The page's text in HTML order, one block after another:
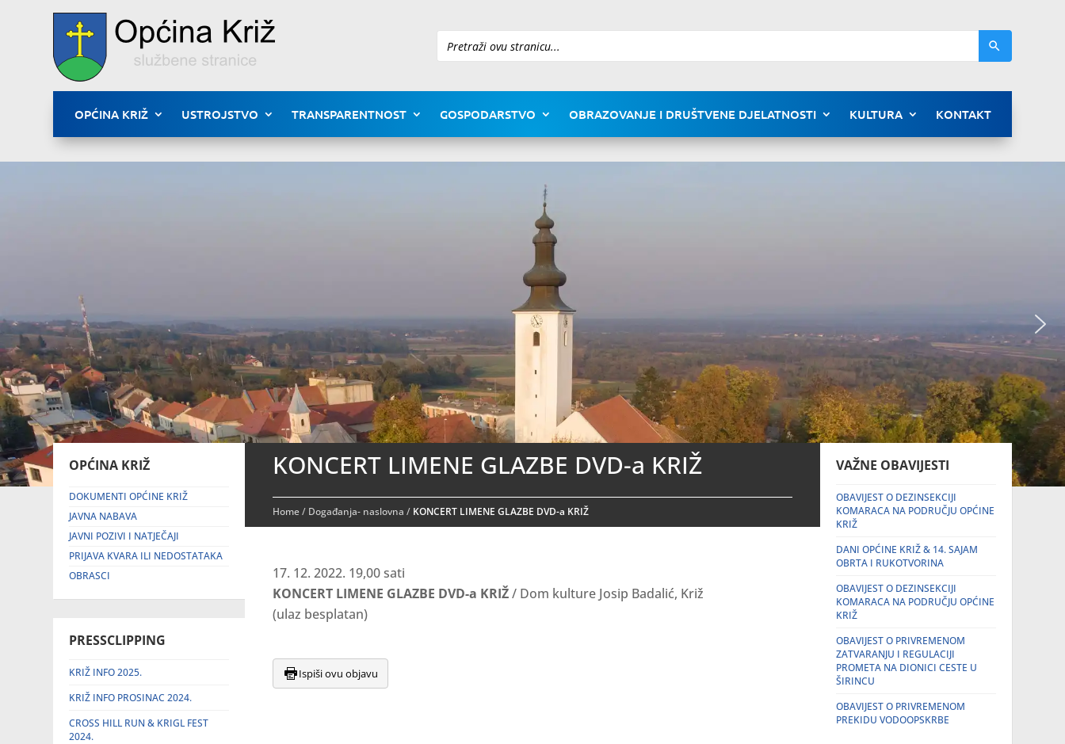
Pretraži
OPĆINA KRIŽ USTROJSTVO TRANSPARENTNOST GOSPODARSTVO OBRAZOVANJE I DRUŠTVENE DJELATNOSTI KULTURA KONTAKT
OPĆINA KRIŽ
DOKUMENTI OPĆINE KRIŽ
JAVNA NABAVA
JAVNI POZIVI I NATJEČAJI
PRIJAVA KVARA ILI NEDOSTATAKA
OBRASCI
PRESSCLIPPING
KRIŽ INFO 2025.
KRIŽ INFO PROSINAC 2024.
CROSS HILL RUN & KRIGL FEST
2024.
KONCERT LIMENE GLAZBE DVD-a KRIŽ
Home/ Događanja- naslovna / KONCERT LIMENE GLAZBE DVD-a KRIŽ
12. 2022. 19,00 sati
KONCERT LIMENE GLAZBE DVD-a KRIŽ/ Dom kulture Josip Badalić, Križ
(ulaz besplatan)
Ispiši ovu objavu
VAŽNE OBAVIJESTI
OBAVIJEST O DEZINSEKCIJI
KOMARACA NA PODRUČJU OPĆINE
KRIŽ
DANI OPĆINE KRIŽ & 14. SAJAM
OBRTA I RUKOTVORINA
OBAVIJEST O DEZINSEKCIJI
KOMARACA NA PODRUČJU OPĆINE
KRIŽ
OBAVIJEST O PRIVREMENOM
ZATVARANJU I REGULACIJI
PROMETA NA DIONICI CESTE U
ŠIRINCU
OBAVIJEST O PRIVREMENOM
PREKIDU VODOOPSKRBE